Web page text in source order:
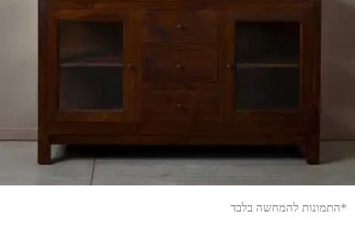
*התמונות להמחשה בלבד